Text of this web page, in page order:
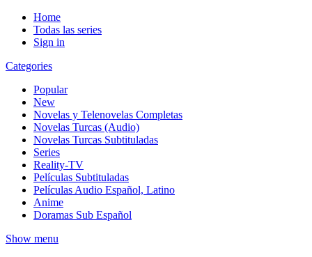
Home
Todas las series
Sign in
Categories
Popular
New
Novelas y Telenovelas Completas
Novelas Turcas (Audio)
Novelas Turcas Subtituladas
Series
Reality-TV
Películas Subtituladas
Películas Audio Español, Latino
Anime
Doramas Sub Español
Show menu